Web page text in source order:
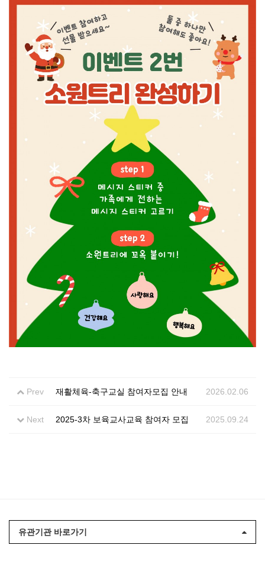
Prev 재활체육-축구교실 참여자모집 안내 2026.02.06
Next 2025-3차 보육교사교육 참여자 모집 2025.09.24
유관기관 바로가기